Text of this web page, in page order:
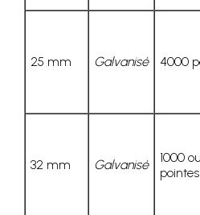
25 mm Galvanisé 4000
32 mm Galvanisé
1000
pointes